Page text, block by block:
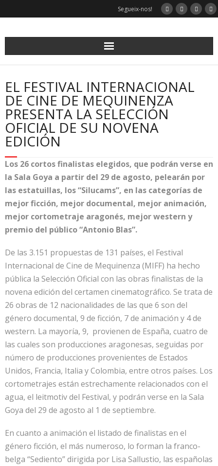
Segueix-nos!
EL FESTIVAL INTERNACIONAL
DE CINE DE MEQUINENZA
PRESENTA LA SELECCIÓN
OFICIAL DE SU NOVENA
EDICIÓN
Los 26 cortos finalistas elegidos, que podrán verse en
la Sala Goya a partir del 29 de agosto, pelearán por
las estatuillas, los “Silucams”, en las categorías de
mejor ficción, mejor documental, mejor animación,
mejor cortometraje aragonés, mejor western y
premio del público “Antonio Blas”.
De las 3.151 propuestas de 131 países, el Festival
Internacional de Cine de Mequinenza (MIFF) ha hecho
pública la Selección Oficial con las obras finalistas de la
novena edición del certamen cinematográfico. Se trata de
26 obras de 12 nacionalidades de las que 6 son del
género documental, 9 de ficción, 7 de animación y 4 de
western. La mayoría, 9, provienen de España, cuatro de
las cuales son producciones aragonesas, seguidas por
número de producciones provenientes de Estados
Unidos, Francia, Italia y Colombia, entre otros países. Los
cortometrajes están estrechamente relacionados con el
agua, el leitmotiv del Festival, y podrán verse en la Sala
Goya del 29 de agosto al 1 de septiembre.
En cuanto a animación el listado de finalistas en el
género ficción, el más numeroso, lo forman la franco-
belga “Sediento” dirigida por Lisa Sallustio, las españolas